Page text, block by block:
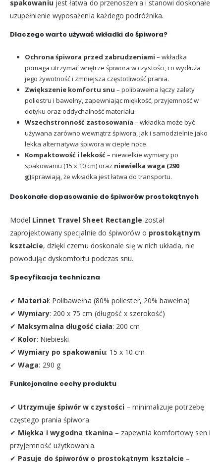
spakowaniujest łatwa do przenoszenia i stanowi doskonałe
uzupełnienie wyposażenia każdego podróżnika.
Dlaczego warto używać wkładki do śpiwora?
Ochrona śpiwora przed zabrudzeniami – wkładka
pomaga utrzymać wnętrze śpiwora w czystości, co wydłuża
jego żywotność i zmniejsza częstotliwość prania.
Zwiększenie komfortu snu – polibawełna łączy zalety
poliestru i bawełny, zapewniając miękkość, przyjemność w
dotyku oraz oddychalność materiału.
Wszechstronność zastosowania – wkładka może być
używana zarówno wewnątrz śpiwora, jak i samodzielnie jako
lekka alternatywa śpiwora w ciepłe noce.
Kompaktowość i lekkość– niewielkie wymiary po
spakowaniu (15 x 10 cm) oraz niewielka waga (290
g)sprawiają, że wkładka jest łatwa do transportu.
Doskonałe dopasowanie do śpiworów prostokątnych
Model Linnet Travel Sheet Rectangle został
zaprojektowany specjalnie do śpiworów o prostokątnym
kształcie, dzięki czemu doskonale się w nich układa, nie
powodując dyskomfortu podczas snu.
Specyfikacja techniczna
✔ Materiał: Polibawełna (80% poliester, 20% bawełna)
✔Wymiary: 200 x 75 cm (długość x szerokość)
✔ Maksymalna długość ciała: 200 cm
✔ Kolor: Niebieski
✔Wymiary po spakowaniu: 15 x 10 cm
✔Waga: 290 g
Funkcjonalne cechy produktu
✔ Utrzymuje śpiwór w czystości – minimalizuje potrzebę
częstego prania śpiwora.
✔ Miękka i wygodna tkanina – zapewnia komfortowy sen i
przyjemność użytkowania.
✔ Pasuje do śpiworów o prostokątnym kształcie –